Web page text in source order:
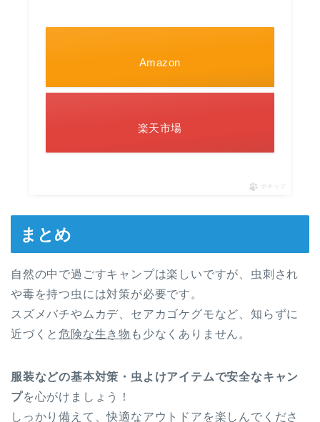
Amazon
楽天市場
ポチップ
まとめ
自然の中で過ごすキャンプは楽しいですが、虫刺され
や毒を持つ虫には対策が必要です。
スズメバチやムカデ、セアカゴケグモなど、知らずに
近づくと危険な生き物 も少なくありません。
服装などの基本対策・虫よけアイテムで安全なキャン
プを心がけましょう！
しっかり備えて、快適なアウトドアを楽しんでくださ